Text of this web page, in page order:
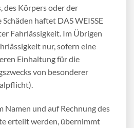
des Körpers oder der
haftet DAS WEISSE
Fahrlässigkeit. Im Übrigen
nur, sofern eine
Einhaltung für die
von besonderer
Namen und auf Rechnung des
erteilt werden, übernimmt